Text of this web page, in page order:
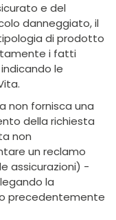
e del
danneggiato, il
di prodotto
i fatti
le
non fornisca una
della richiesta
non
un reclamo
assicurazioni) -
la
precedentemente